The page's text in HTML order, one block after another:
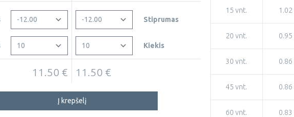
11.50 €
Stiprumas
Kiekis
11.50 €
Į krepšelį
15 vnt. 1.02
20 vnt. 0.95
30 vnt. 0.86
45 vnt. 0.86
60 vnt. 0.83